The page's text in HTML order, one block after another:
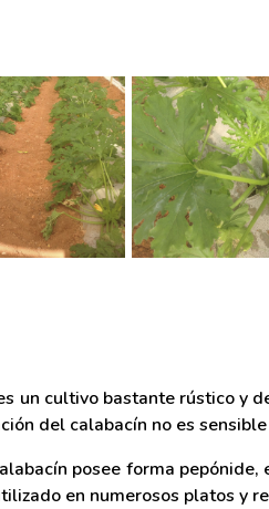
un cultivo bastante rústico y
del calabacín no es
posee forma
en numerosos platos y